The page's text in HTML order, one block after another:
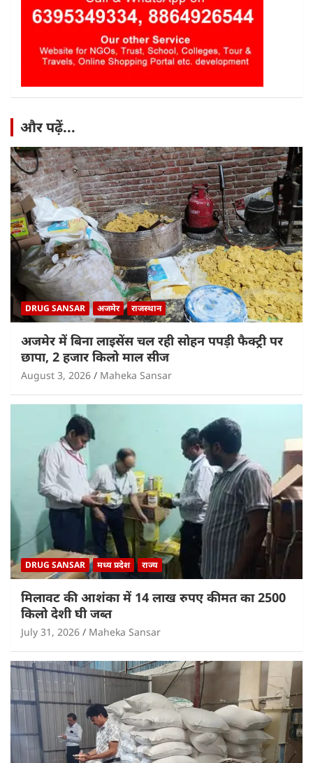
और पढ़ें...
DRUG SANSAR अजमेर राजस्थान
अजमेर में बिना लाइसेंस चल रही सोहन पपड़ी फैक्ट्री पर
छापा, 2 हजार किलो माल सीज
August 3, 2026 Maheka Sansar
DRUG SANSAR मध्य प्रदेश राज्य
मिलावट की आशंका में 14 लाख रुपए कीमत का 2500
किलो देशी घी जब्त
July 31, 2026 Maheka Sansar